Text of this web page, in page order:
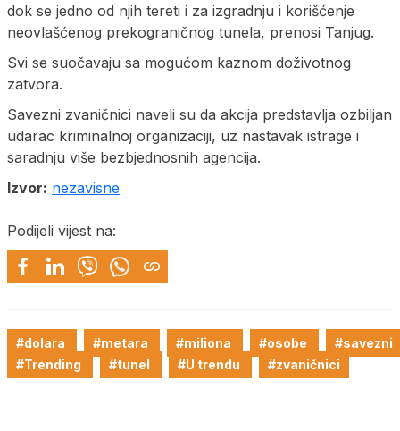
dok se jedno od njih tereti i za izgradnju i korišćenje
neovlašćenog prekograničnog tunela, prenosi Tanjug.
Svi se suočavaju sa mogućom kaznom doživotnog
zatvora.
Savezni zvaničnici naveli su da akcija predstavlja ozbiljan
udarac kriminalnoj organizaciji, uz nastavak istrage i
saradnju više bezbjednosnih agencija.
Izvor: nezavisne
Podijeli vijest na:
#dolara #metara #miliona #osobe
#savezni
#Trending
#tunel #U trendu #zvaničnici